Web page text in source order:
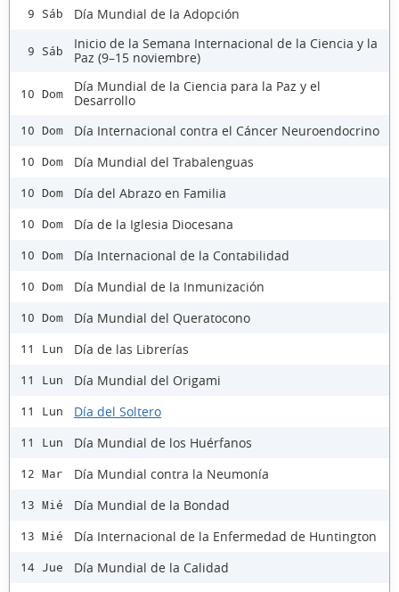
9 Sáb Día Mundial de la Adopción
9 Sáb
Inicio de la Semana Internacional de la Ciencia y la
Paz (9–15 noviembre)
10 Dom
Día Mundial de la Ciencia para la Paz y el
Desarrollo
10 Dom Día Internacional contra el Cáncer Neuroendocrino
10 Dom Día Mundial del Trabalenguas
10 Dom Día del Abrazo en Familia
10 Dom Día de la Iglesia Diocesana
10 Dom Día Internacional de la Contabilidad
10 Dom Día Mundial de la Inmunización
10 Dom Día Mundial del Queratocono
11 Lun Día de las Librerías
11 Lun Día Mundial del Origami
11 Lun Día del Soltero
11 Lun Día Mundial de los Huérfanos
12 Mar Día Mundial contra la Neumonía
13 Mié Día Mundial de la Bondad
13 Mié Día Internacional de la Enfermedad de Huntington
14 Jue
Día Mundial de la Calidad